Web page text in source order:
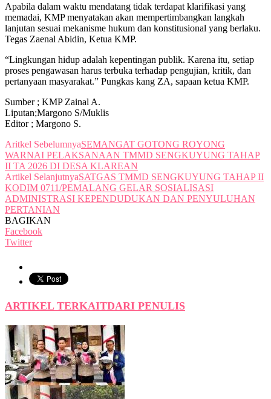
Apabila dalam waktu mendatang tidak terdapat klarifikasi yang
memadai, KMP menyatakan akan mempertimbangkan langkah
lanjutan sesuai mekanisme hukum dan konstitusional yang berlaku.
Tegas Zaenal Abidin, Ketua KMP.
“Lingkungan hidup adalah kepentingan publik. Karena itu, setiap
proses pengawasan harus terbuka terhadap pengujian, kritik, dan
pertanyaan masyarakat.” Pungkas kang ZA, sapaan ketua KMP.
Sumber ; KMP Zainal A.
Liputan;Margono S/Muklis
Editor ; Margono S.
Aritkel SebelumnyaSEMANGAT GOTONG ROYONG
WARNAI PELAKSANAAN TMMD SENGKUYUNG TAHAP
II TA 2026 DI DESA KLAREAN
Artikel SelanjutnyaSATGAS TMMD SENGKUYUNG TAHAP II
KODIM 0711/PEMALANG GELAR SOSIALISASI
ADMINISTRASI KEPENDUDUKAN DAN PENYULUHAN
PERTANIAN
BAGIKAN
Facebook
Twitter
ARTIKEL TERKAITDARI PENULIS